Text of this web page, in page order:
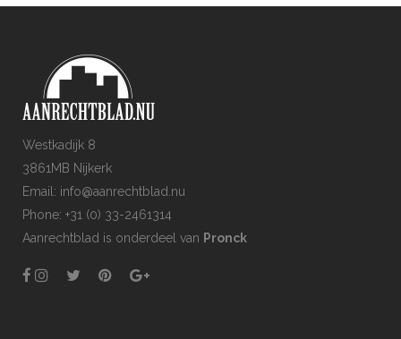
Westkadijk 8
3861MB Nijkerk
Email: info@aanrechtblad.nu
Phone: +31 (0) 33-2461314
Aanrechtblad is onderdeel van Pronck